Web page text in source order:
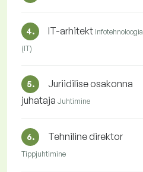
4. IT-arhitekt Infotehnoloogia
(IT)
5.
Juriidilise osakonna
juhataja Juhtimine
6. Tehniline direktor
Tippjuhtimine